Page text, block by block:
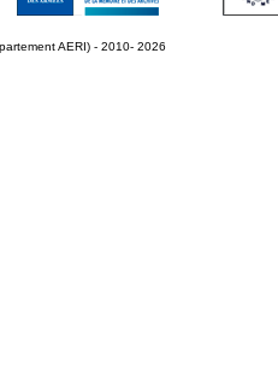
AERI) - 2010- 2026